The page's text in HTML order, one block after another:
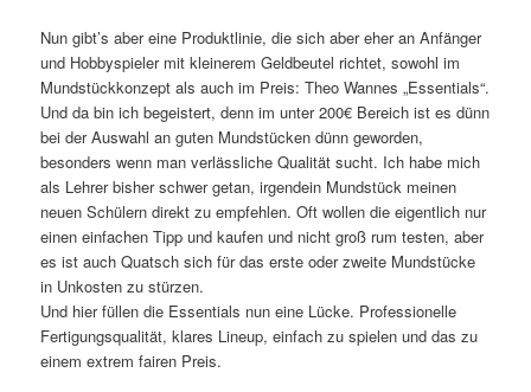
Nun gibt’s aber eine Produktlinie, die sich aber eher an Anfänger
und Hobbyspieler mit kleinerem Geldbeutel richtet, sowohl im
Mundstückkonzept als auch im Preis: Theo Wannes „Essentials“.
Und da bin ich begeistert, denn im unter 200€ Bereich ist es dünn
bei der Auswahl an guten Mundstücken dünn geworden,
besonders wenn man verlässliche Qualität sucht. Ich habe mich
als Lehrer bisher schwer getan, irgendein Mundstück meinen
neuen Schülern direkt zu empfehlen. Oft wollen die eigentlich nur
einen einfachen Tipp und kaufen und nicht groß rum testen, aber
es ist auch Quatsch sich für das erste oder zweite Mundstücke
in Unkosten zu stürzen.
Und hier füllen die Essentials nun eine Lücke. Professionelle
Fertigungsqualität, klares Lineup, einfach zu spielen und das zu
einem extrem fairen Preis.